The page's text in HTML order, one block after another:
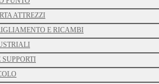
ATTREZZI
E RICAMBI